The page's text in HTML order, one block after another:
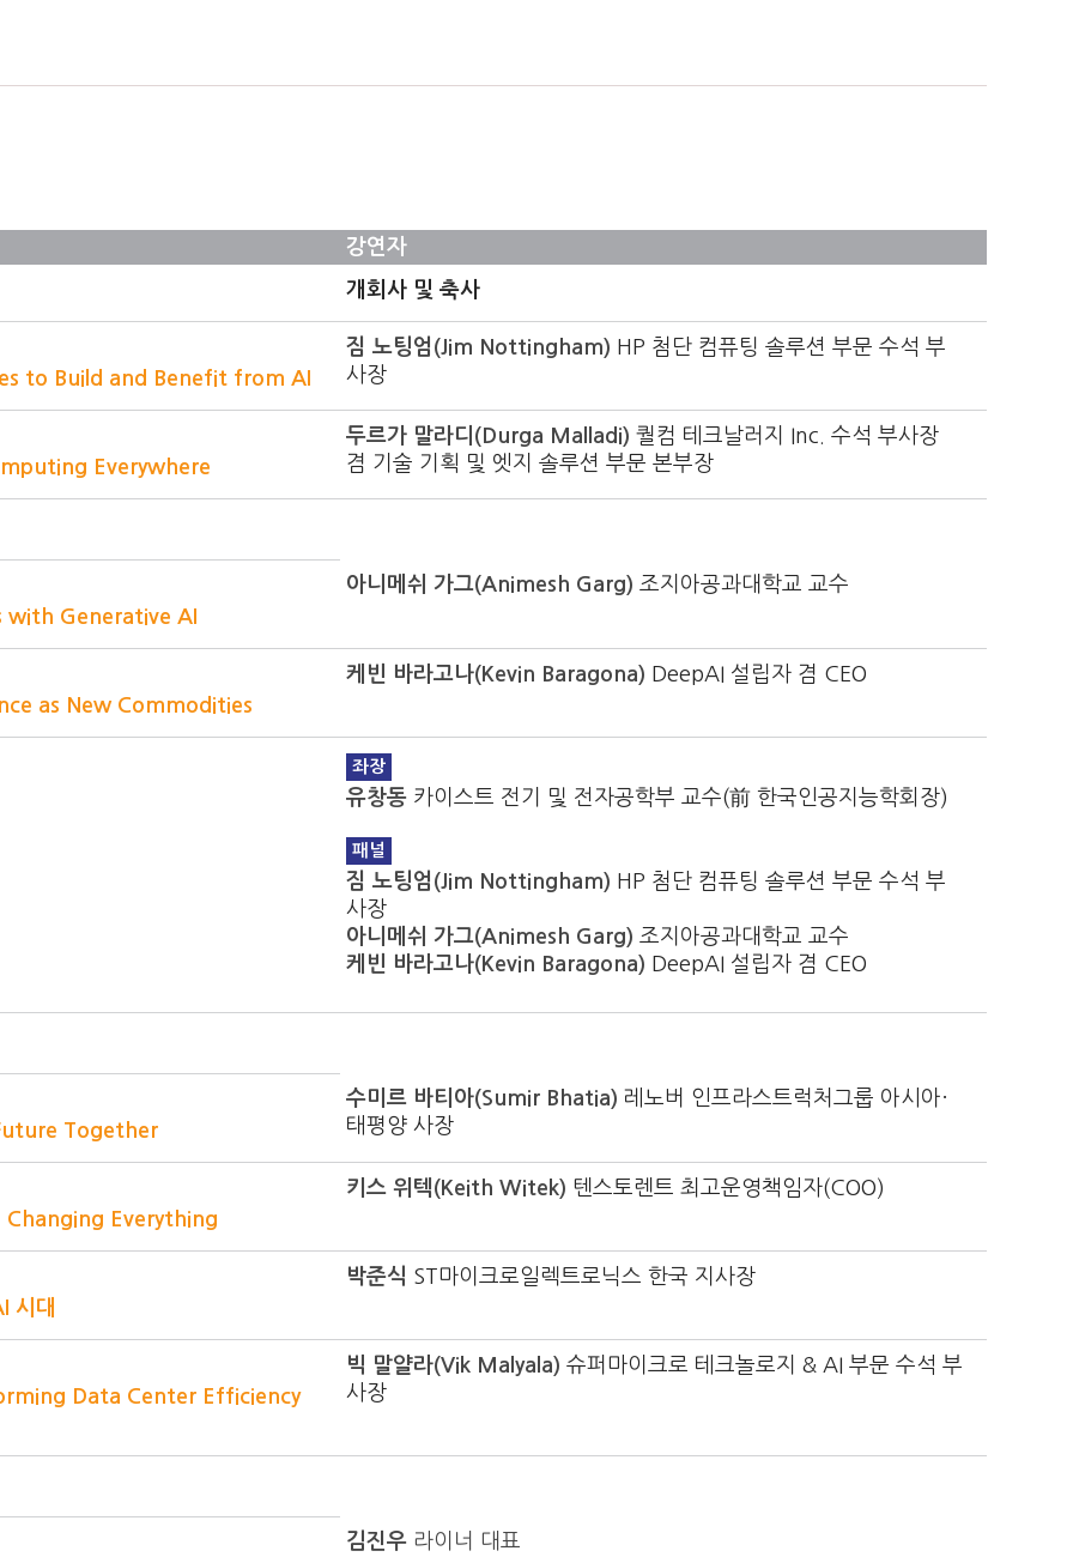
강연자
개회사 및 축사
to Build and Benefit from AI
짐 노팅엄(Jim Nottingham) HP 첨단 컴퓨팅 솔루션 부문 수석 부
사장
Everywhere
두르가 말라디(Durga Malladi) 퀄컴 테크날러지 Inc. 수석 부사장
겸 기술 기획 및 엣지 솔루션 부문 본부장
with Generative AI
아니메쉬 가그(Animesh Garg) 조지아공과대학교 교수
as New Commodities
케빈 바라고나(Kevin Baragona) DeepAI 설립자 겸 CEO
좌장
유창동 카이스트 전기 및 전자공학부 교수(前 한국인공지능학회장)
패널
짐 노팅엄(Jim Nottingham) HP 첨단 컴퓨팅 솔루션 부문 수석 부
사장
아니메쉬 가그(Animesh Garg) 조지아공과대학교 교수
케빈 바라고나(Kevin Baragona) DeepAI 설립자 겸 CEO
Together
수미르 바티아(Sumir Bhatia) 레노버 인프라스트럭처그룹 아시아·
태평양 사장
Everything
키스 위텍(Keith Witek) 텐스토렌트 최고운영책임자(COO)
시대
박준식 ST마이크로일렉트로닉스 한국 지사장
Data Center Efficiency
빅 말얄라(Vik Malyala) 슈퍼마이크로 테크놀로지 & AI 부문 수석 부
사장
김진우 라이너 대표